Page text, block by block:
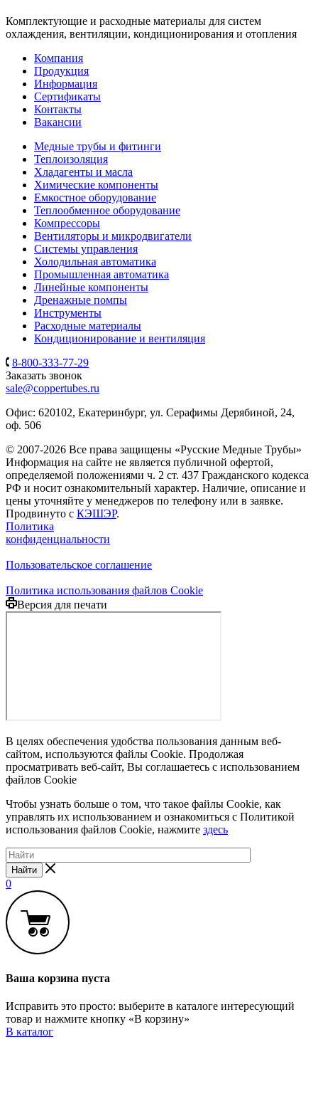
Комплектующие и расходные материалы для систем
охлаждения, вентиляции, кондиционирования и отопления
Компания
Продукция
Информация
Сертификаты
Контакты
Вакансии
Медные трубы и фитинги
Теплоизоляция
Хладагенты и масла
Химические компоненты
Емкостное оборудование
Теплообменное оборудование
Компрессоры
Вентиляторы и микродвигатели
Системы управления
Холодильная автоматика
Промышленная автоматика
Линейные компоненты
Дренажные помпы
Инструменты
Расходные материалы
Кондиционирование и вентиляция
8-800-333-77-29
Заказать звонок
sale@coppertubes.ru
Офис: 620102, Екатеринбург, ул. Серафимы Дерябиной, 24,
оф. 506
© 2007-2026 Все права защищены «Русские Медные Трубы»
Информация на сайте не является публичной офертой,
определяемой положениями ч. 2 ст. 437 Гражданского кодекса
РФ и носит ознакомительный характер. Наличие, описание и
цены уточняйте у менеджеров по телефону или в заявке.
Продвинуто с КЭШЭР.
Политика
конфиденциальности
Пользовательское соглашение
Политика использования файлов Cookie
Версия для печати
В целях обеспечения удобства пользования данным веб-
сайтом, используются файлы Cookie. Продолжая
просматривать веб-сайт, Вы соглашаетесь с использованием
файлов Cookie
Чтобы узнать больше о том, что такое файлы Cookie, как
управлять их использованием и ознакомиться с Политикой
использования файлов Cookie, нажмите здесь
Найти
0
Ваша корзина пуста
Исправить это просто: выберите в каталоге интересующий
товар и нажмите кнопку «В корзину»
В каталог